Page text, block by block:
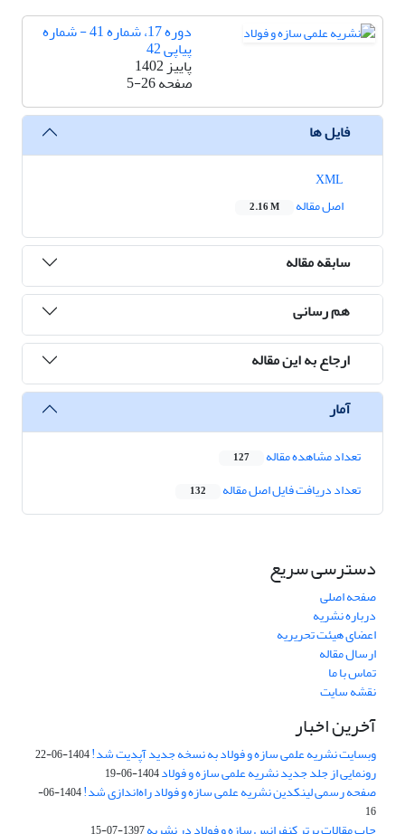
دوره 17، شماره 41 - شماره
پیاپی 42
پاییز 1402
صفحه5-26
فایل ها
اصل مقاله
2.16 M
سابقه مقاله
هم رسانی
ارجاع به این مقاله
آمار
تعداد مشاهده مقاله 127
تعداد دریافت فایل اصل مقاله 132
دسترسی سریع
صفحه اصلی
درباره نشریه
اعضای هیئت تحریریه
ارسال مقاله
تماس با ما
نقشه سایت
آخرین اخبار
وبسایت نشریه علمی سازه و فولاد به نسخه جدید آپدیت شد!1404-06-22
رونمایی از جلد جدید نشریه علمی سازه و فولاد1404-06-19
صفحه رسمی لینکدین نشریه علمی سازه و فولاد راه‌اندازی شد!
1404-06-
16